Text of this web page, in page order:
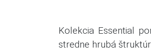
Kolekcia Essential
stredne hrubá